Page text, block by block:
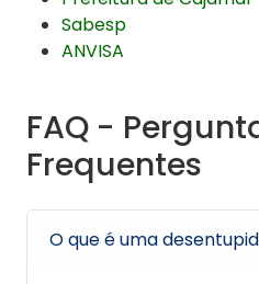
Sabesp
ANVISA
FAQ -
Frequentes
O que é uma